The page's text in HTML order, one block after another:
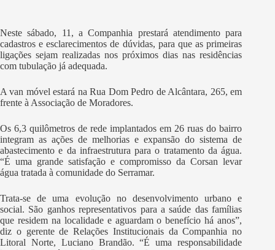
Neste sábado, 11, a Companhia prestará atendimento para
cadastros e esclarecimentos de dúvidas, para que as primeiras
ligações sejam realizadas nos próximos dias nas residências
com tubulação já adequada.
A van móvel estará na Rua Dom Pedro de Alcântara, 265, em
frente à Associação de Moradores.
Os 6,3 quilômetros de rede implantados em 26 ruas do bairro
integram as ações de melhorias e expansão do sistema de
abastecimento e da infraestrutura para o tratamento da água.
“É uma grande satisfação e compromisso da Corsan levar
água tratada à comunidade do Serramar.
Trata-se de uma evolução no desenvolvimento urbano e
social. São ganhos representativos para a saúde das famílias
que residem na localidade e aguardam o benefício há anos”,
diz o gerente de Relações Institucionais da Companhia no
Litoral Norte, Luciano Brandão. “É uma responsabilidade